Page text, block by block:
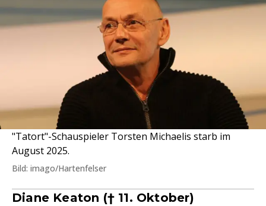
"Tatort"-Schauspieler Torsten Michaelis starb im
August 2025.
Bild: imago/Hartenfelser
Diane Keaton († 11. Oktober)